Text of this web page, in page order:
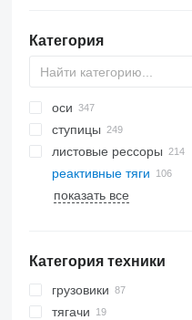
Категория
оси
ступицы
листовые рессоры
реактивные тяги
показать все
Категория техники
грузовики
тягачи